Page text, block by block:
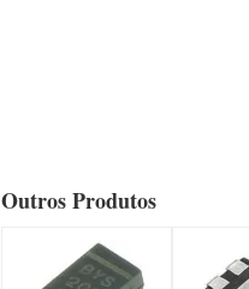
Outros Produtos